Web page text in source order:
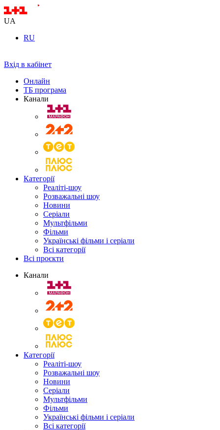
UA
RU
Вхід в кабінет
Онлайн
ТБ програма
Канали
Категорії
Реаліті-шоу
Розважальні шоу
Новини
Серіали
Мультфільми
Фільми
Українські фільми і серіали
Всі категорії
Всі проєкти
Канали
Категорії
Реаліті-шоу
Розважальні шоу
Новини
Серіали
Мультфільми
Фільми
Українські фільми і серіали
Всі категорії